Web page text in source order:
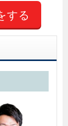
する